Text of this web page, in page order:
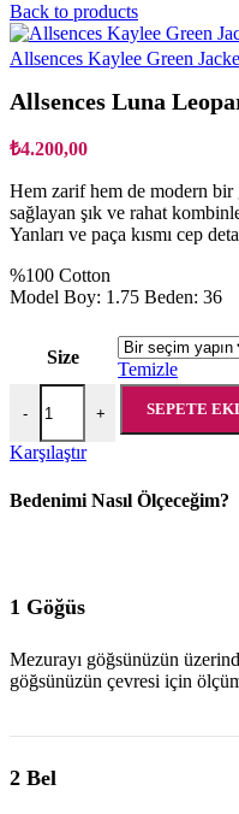
Back to products
Allsences Kaylee Green
Allsences Luna
₺4.200,00
Hem zarif hem de modern
sağlayan şık ve rahat
Yanları ve paça kısmı cep
%100 Cotton
Model Boy: 1.75 Beden: 36
Size
Temizle
-
Allsences Luna Leopard
+ SEPETE
Karşılaştır
Bedenimi Nasıl Ölçeceğim?
1 Göğüs
Mezurayı göğsünüzün
göğsünüzün çevresi için
2 Bel